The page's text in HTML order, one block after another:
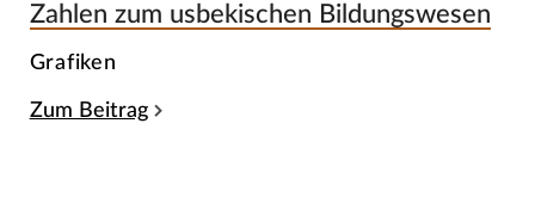
Zahlen zum usbekischen Bildungswesen
Grafiken
Zum Beitrag